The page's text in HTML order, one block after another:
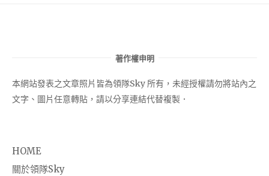
著作權申明
本網站發表之文章照片皆為領隊Sky 所有，未經授權請勿將站內之
文字、圖片任意轉貼，請以分享連結代替複製．
HOME
關於領隊Sky